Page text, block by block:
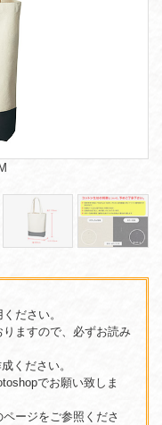
ださい。
ますので、必ずお読み
ください。
でお願い致しま
ページをご参照くださ